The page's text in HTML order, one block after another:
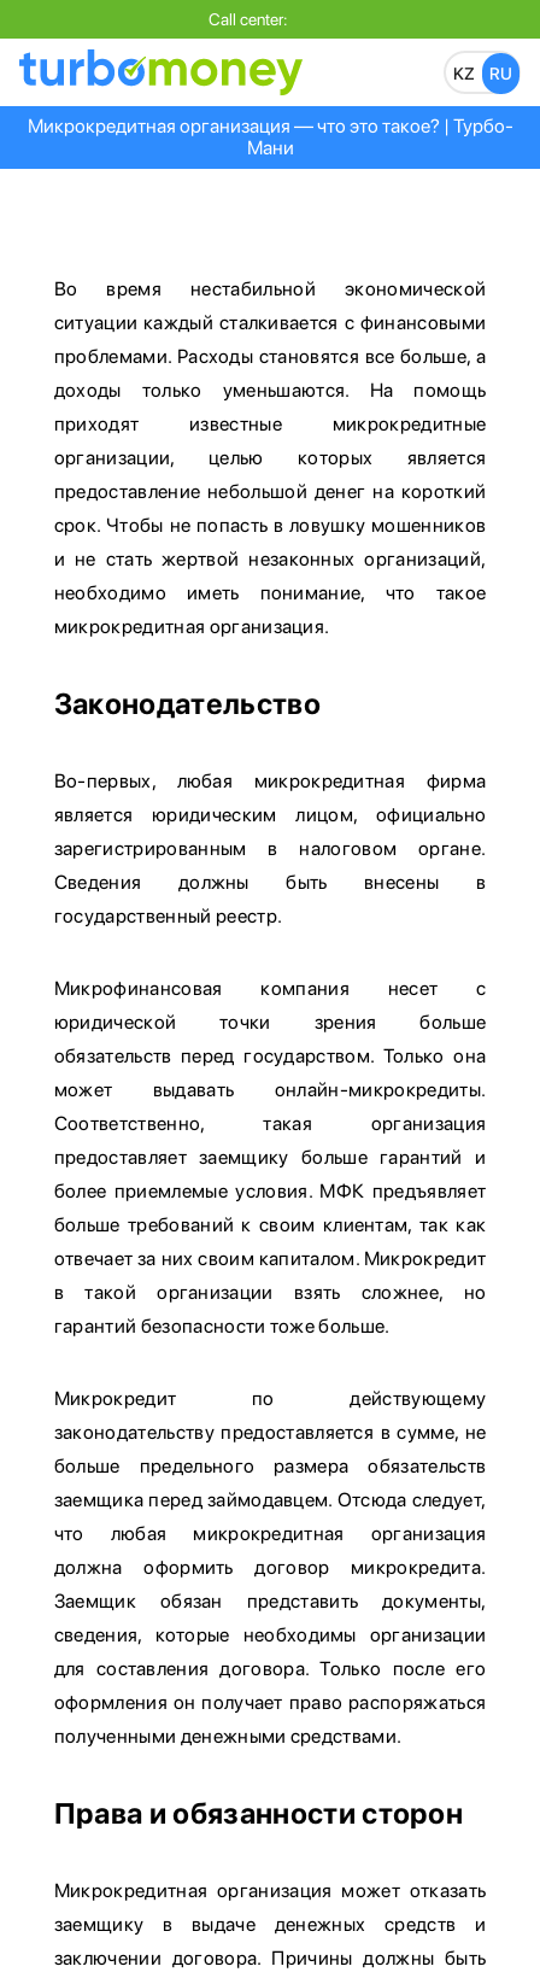
Call center:
Микрокредитная организация — что это такое? | Турбо-
Мани
Во время нестабильной экономической
ситуации каждый сталкивается с финансовыми
проблемами. Расходы становятся все больше, а
доходы только уменьшаются. На помощь
приходят известные микрокредитные
организации, целью которых является
предоставление небольшой денег на короткий
срок. Чтобы не попасть в ловушку мошенников
и не стать жертвой незаконных организаций,
необходимо иметь понимание, что такое
микрокредитная организация.
Законодательство
Во-первых, любая микрокредитная фирма
является юридическим лицом, официально
зарегистрированным в налоговом органе.
Сведения должны быть внесены в
государственный реестр.
Микрофинансовая компания несет с
юридической точки зрения больше
обязательств перед государством. Только она
может выдавать онлайн-микрокредиты.
Соответственно, такая организация
предоставляет заемщику больше гарантий и
более приемлемые условия. МФК предъявляет
больше требований к своим клиентам, так как
отвечает за них своим капиталом. Микрокредит
в такой организации взять сложнее, но
гарантий безопасности тоже больше.
Микрокредит по действующему
законодательству предоставляется в сумме, не
больше предельного размера обязательств
заемщика перед займодавцем. Отсюда следует,
что любая микрокредитная организация
должна оформить договор микрокредита.
Заемщик обязан представить документы,
сведения, которые необходимы организации
для составления договора. Только после его
оформления он получает право распоряжаться
полученными денежными средствами.
Права и обязанности сторон
Микрокредитная организация может отказать
заемщику в выдаче денежных средств и
заключении договора. Причины должны быть